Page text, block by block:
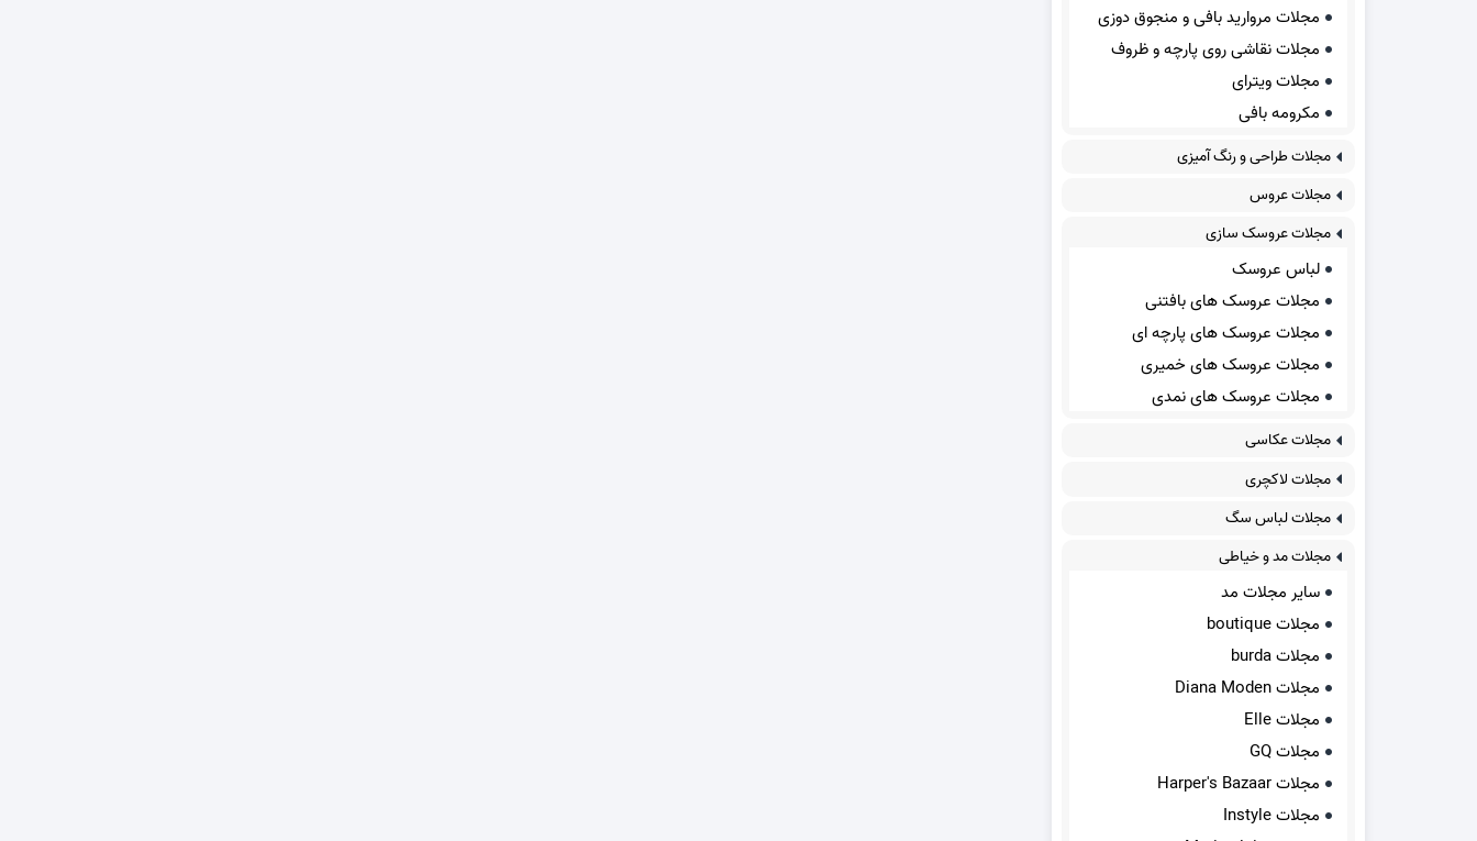
مجلات مروارید بافی و منجوق دوزی
مجلات نقاشی روی پارچه و ظروف
مجلات ویترای
مکرومه بافی
مجلات طراحی و رنگ آمیزی
مجلات عروس
مجلات عروسک سازی
لباس عروسک
مجلات عروسک های بافتنی
مجلات عروسک های پارچه ای
مجلات عروسک های خمیری
مجلات عروسک های نمدی
مجلات عکاسی
مجلات لاکچری
مجلات لباس سگ
مجلات مد و خیاطی
سایر مجلات مد
مجلات boutique
مجلات burda
مجلات Diana Moden
مجلات Elle
مجلات GQ
مجلات Harper's Bazaar
مجلات Instyle